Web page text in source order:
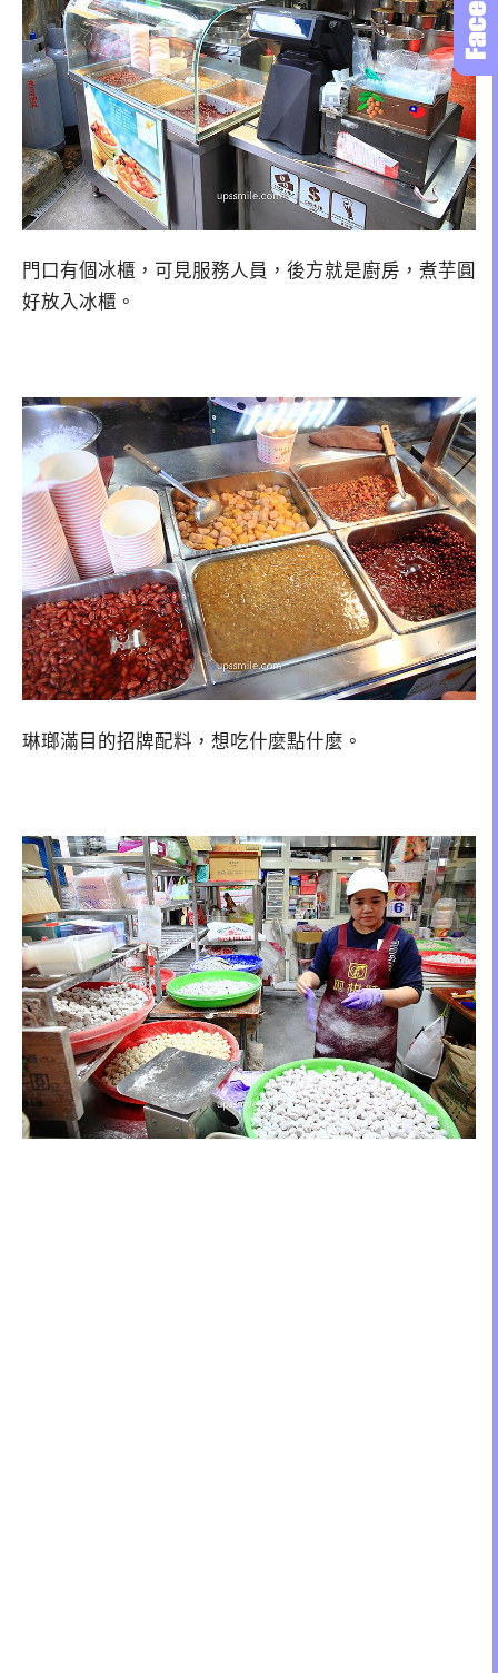
門口有個冰櫃，可見服務人員，後方就是廚房，煮芋圓
好放入冰櫃。
琳瑯滿目的招牌配料，想吃什麼點什麼。